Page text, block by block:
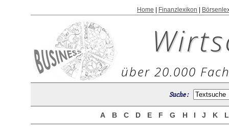
Home Finanzlexikon
über 20.000
Suche :
A B C D E F G H I J K